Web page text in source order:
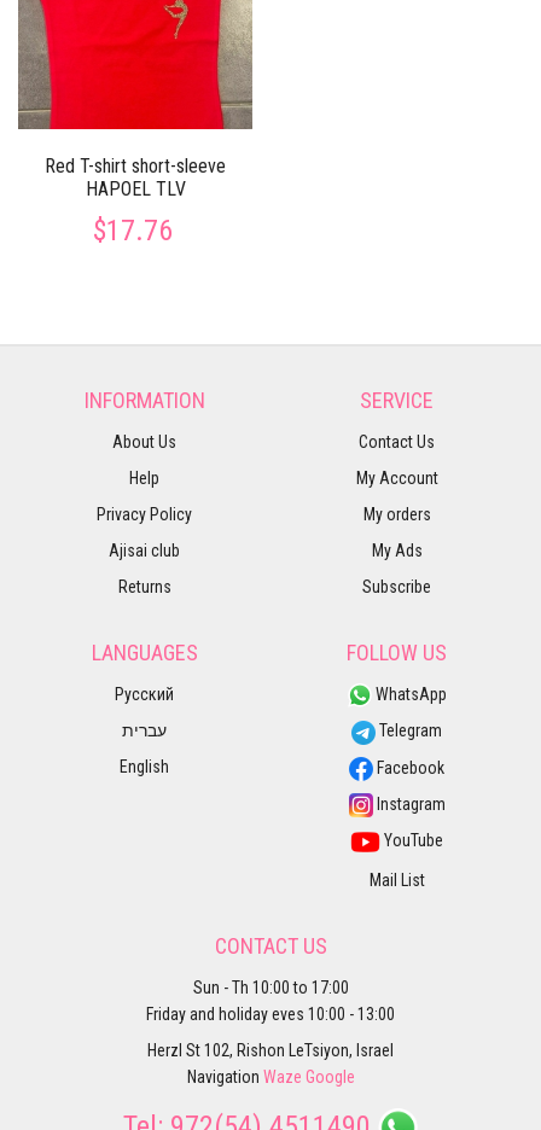
Red T-shirt short-sleeve
HAPOEL TLV
$17.76
INFORMATION
About Us
Help
Privacy Policy
Ajisai club
Returns
SERVICE
Contact Us
My Account
My orders
My Ads
Subscribe
LANGUAGES
Русский
עברית
English
FOLLOW US
WhatsApp
Telegram
Facebook
Instagram
YouTube
Mail List
CONTACT US
Sun - Th 10:00 to 17:00
Friday and holiday eves 10:00 - 13:00
Herzl St 102, Rishon LeTsiyon, Israel
Navigation Waze Google